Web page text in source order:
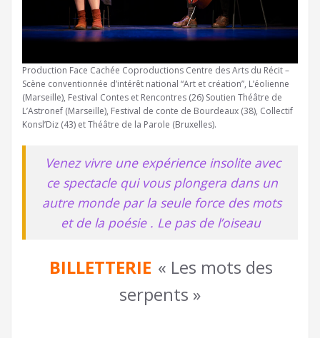
Production Face Cachée Coproductions Centre des Arts du Récit –
Scène conventionnée d’intérêt national “Art et création”, L’éolienne
(Marseille), Festival Contes et Rencontres (26) Soutien Théâtre de
L’Astronef (Marseille), Festival de conte de Bourdeaux (38), Collectif
Konsl’Diz (43) et Théâtre de la Parole (Bruxelles).
Venez vivre une expérience insolite avec
ce spectacle qui vous plongera dans un
autre monde par la seule force des mots
et de la poésie . Le pas de l’oiseau
BILLETTERIE « Les mots des
serpents »